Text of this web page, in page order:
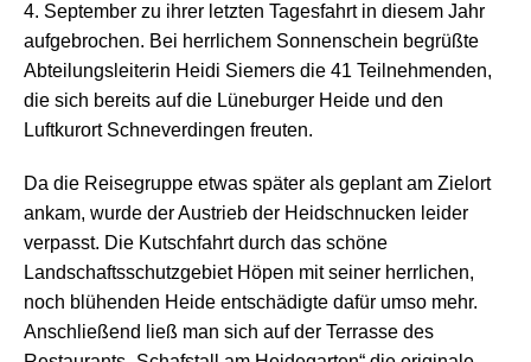
4. September zu ihrer letzten Tagesfahrt in diesem Jahr
aufgebrochen. Bei herrlichem Sonnenschein begrüßte
Abteilungsleiterin Heidi Siemers die 41 Teilnehmenden,
die sich bereits auf die Lüneburger Heide und den
Luftkurort Schneverdingen freuten.
Da die Reisegruppe etwas später als geplant am Zielort
ankam, wurde der Austrieb der Heidschnucken leider
verpasst. Die Kutschfahrt durch das schöne
Landschaftsschutzgebiet Höpen mit seiner herrlichen,
noch blühenden Heide entschädigte dafür umso mehr.
Anschließend ließ man sich auf der Terrasse des